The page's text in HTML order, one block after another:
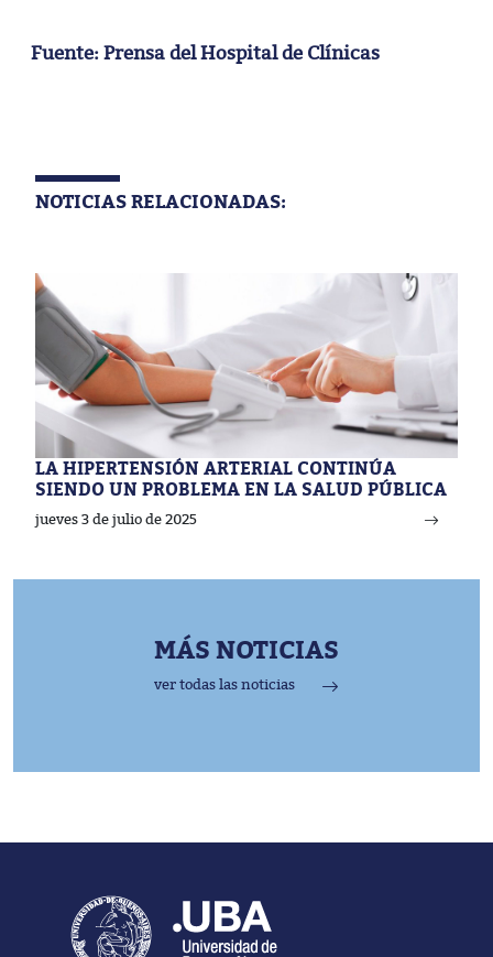
Fuente: Prensa del Hospital de Clínicas
NOTICIAS RELACIONADAS:
LA HIPERTENSIÓN ARTERIAL CONTINÚA
SIENDO UN PROBLEMA EN LA SALUD PÚBLICA
jueves 3 de julio de 2025
MÁS NOTICIAS
ver todas las noticias